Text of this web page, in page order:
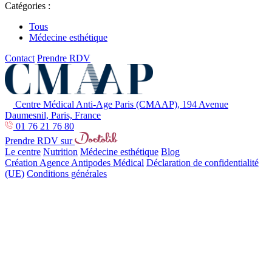
Catégories :
Tous
Médecine esthétique
Contact Prendre RDV
Centre Médical Anti-Age Paris (CMAAP), 194 Avenue
Daumesnil, Paris, France
01 76 21 76 80
Prendre RDV sur
Le centre Nutrition Médecine esthétique Blog
Création Agence Antipodes Médical Déclaration de confidentialité
(UE) Conditions générales